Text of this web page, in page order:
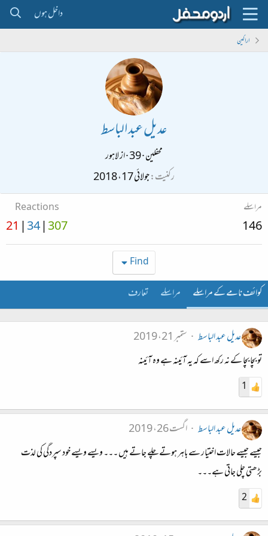
داخل ہوں
اراکین
عدیل عبد الباسط
محفلین·
·ازلاہور
رکنیت جولائی 17، 2018
مراسلے
146
Reactions
307
34
21
Find
کوائف نامے کے مراسلے مراسلے تعارف
عدیل عبد الباسط
ستمبر 21، 2019
تو بچا بچا کے نہ رکھ اسے کہ یہ آئینہ ہے وہ آئینہ
1
عدیل عبد الباسط
اگست 26، 2019
جیسے جیسے حالات اختیار سے باہر ہوتے چلے جاتے ہیں ۔۔۔ ویسے ویسے خود سپردگی کی لذت
بڑھتی چلی جاتی ہے۔۔۔
2